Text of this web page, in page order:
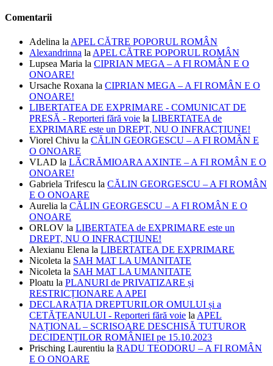
Comentarii
Adelina la APEL CĂTRE POPORUL ROMÂN
Alexandrinna la APEL CĂTRE POPORUL ROMÂN
Lupsea Maria la CIPRIAN MEGA – A FI ROMÂN E O
ONOARE!
Ursache Roxana la CIPRIAN MEGA – A FI ROMÂN E O
ONOARE!
LIBERTATEA DE EXPRIMARE - COMUNICAT DE
PRESĂ - Reporteri fără voie la LIBERTATEA de
EXPRIMARE este un DREPT, NU O INFRACȚIUNE!
Viorel Chivu la CĂLIN GEORGESCU – A FI ROMÂN E
O ONOARE
VLAD la LĂCRĂMIOARA AXINTE – A FI ROMÂN E O
ONOARE!
Gabriela Trifescu la CĂLIN GEORGESCU – A FI ROMÂN
E O ONOARE
Aurelia la CĂLIN GEORGESCU – A FI ROMÂN E O
ONOARE
ORLOV la LIBERTATEA de EXPRIMARE este un
DREPT, NU O INFRACȚIUNE!
Alexianu Elena la LIBERTATEA DE EXPRIMARE
Nicoleta la SAH MAT LA UMANITATE
Nicoleta la SAH MAT LA UMANITATE
Ploatu la PLANURI de PRIVATIZARE și
RESTRICȚIONARE A APEI
DECLARAȚIA DREPTURILOR OMULUI și a
CETĂȚEANULUI - Reporteri fără voie la APEL
NAȚIONAL – SCRISOARE DESCHISĂ TUTUROR
DECIDENȚILOR ROMÂNIEI pe 15.10.2023
Prisching Laurentiu la RADU TEODORU – A FI ROMÂN
E O ONOARE